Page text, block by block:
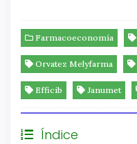
Farmacoeconomía
Orvatez Melyfarma
Efficib Janumet
Índice